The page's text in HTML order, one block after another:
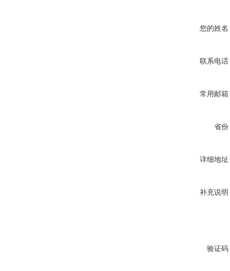
您的姓名
联系电话
常用邮箱
省份
详细地址
补充说明
验证码